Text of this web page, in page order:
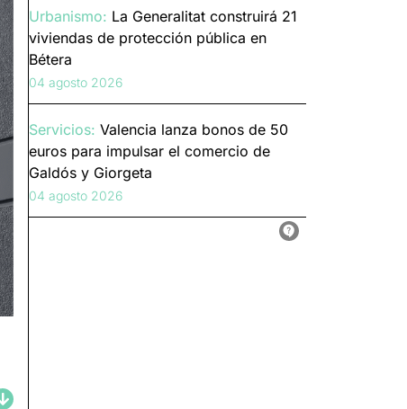
Urbanismo: La Generalitat construirá 21
viviendas de protección pública en
Bétera
04 agosto 2026
Servicios: Valencia lanza bonos de 50
euros para impulsar el comercio de
Galdós y Giorgeta
04 agosto 2026